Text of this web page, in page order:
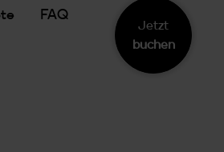
FAQ
Jetzt
buchen